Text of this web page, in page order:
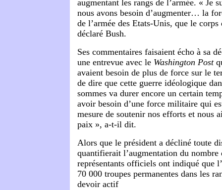
augmentant les rangs de l’armée. « Je
nous avons besoin d’augmenter… la
de l’armée des Etats-Unis, que le
déclaré Bush.
Ses commentaires faisaient écho à sa
une entrevue avec le Washington Post
avaient besoin de plus de force sur le
de dire que cette guerre idéologique
sommes va durer encore un certain
avoir besoin d’une force militaire qui
mesure de soutenir nos efforts et nous
paix », a-t-il dit.
Alors que le président a décliné toute
quantifierait l’augmentation du nombre
représentants officiels ont indiqué que
70 000 troupes permanentes dans les
devoir actif